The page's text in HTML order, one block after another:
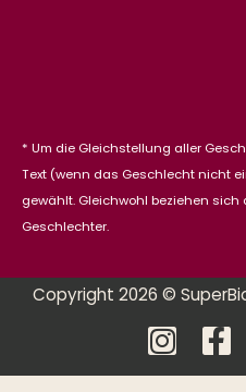
* Um die Gleichstellung aller
Text (wenn das Geschlecht nicht
gewählt. Gleichwohl beziehen
Geschlechter.
Copyright 2026 ©